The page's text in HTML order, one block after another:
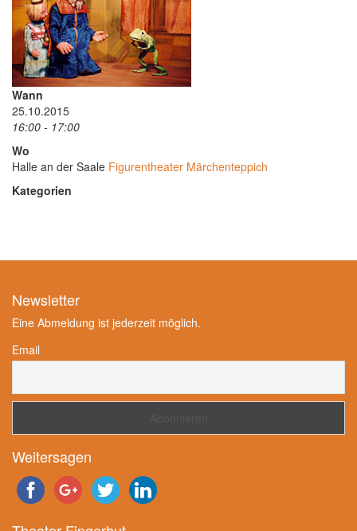
Wann
25.10.2015
16:00 - 17:00
Wo
Halle an der Saale Figurentheater Märchenteppich
Kategorien
Newsletter
Eine Abmeldung ist jederzeit möglich.
Email
Weitersagen